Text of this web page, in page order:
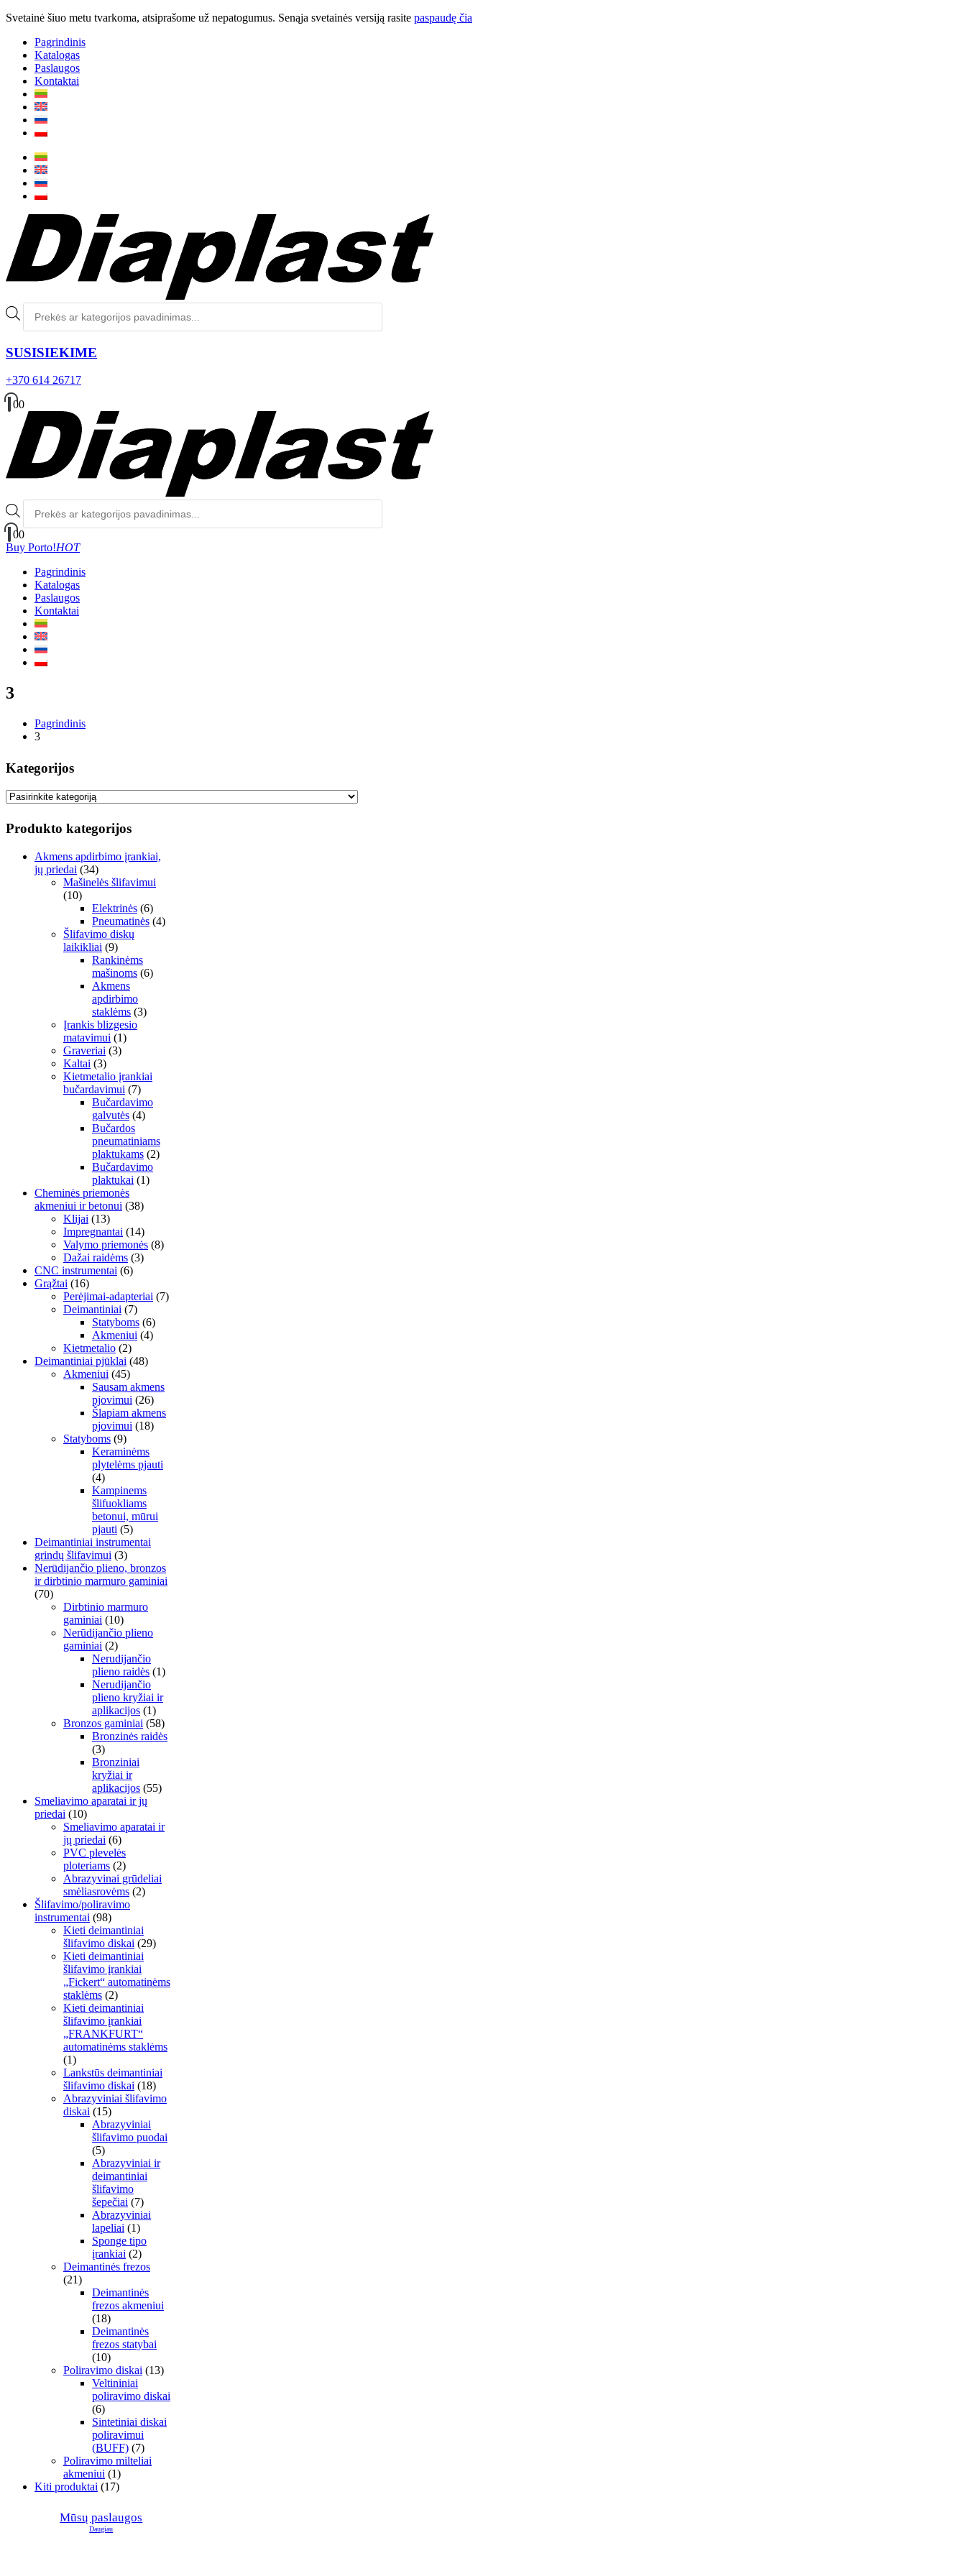
Svetainė šiuo metu tvarkoma, atsiprašome už nepatogumus. Senąja svetainės versiją rasite paspaudę čia
Pagrindinis
Katalogas
Paslaugos
Kontaktai
Produktų
paieška
SUSISIEKIME
+370 614 26717
00
Produktų
paieška
00
Buy Porto!HOT
Pagrindinis
Katalogas
Paslaugos
Kontaktai
3
Pagrindinis
3
Kategorijos
Produkto kategorijos
Akmens apdirbimo įrankiai,
jų priedai (34)
Mašinelės šlifavimui
(10)
Elektrinės (6)
Pneumatinės (4)
Šlifavimo diskų
laikikliai (9)
Rankinėms
mašinoms (6)
Akmens
apdirbimo
staklėms (3)
Įrankis blizgesio
matavimui (1)
Graveriai (3)
Kaltai (3)
Kietmetalio įrankiai
bučardavimui (7)
Bučardavimo
galvutės (4)
Bučardos
pneumatiniams
plaktukams (2)
Bučardavimo
plaktukai (1)
Cheminės priemonės
akmeniui ir betonui (38)
Klijai (13)
Impregnantai (14)
Valymo priemonės (8)
Dažai raidėms (3)
CNC instrumentai (6)
Grąžtai (16)
Perėjimai-adapteriai (7)
Deimantiniai (7)
Statyboms (6)
Akmeniui (4)
Kietmetalio (2)
Deimantiniai pjūklai (48)
Akmeniui (45)
Sausam akmens
pjovimui (26)
Šlapiam akmens
pjovimui (18)
Statyboms (9)
Keraminėms
plytelėms pjauti
(4)
Kampinems
šlifuokliams
betonui, mūrui
pjauti (5)
Deimantiniai instrumentai
grindų šlifavimui (3)
Nerūdijančio plieno, bronzos
ir dirbtinio marmuro gaminiai
(70)
Dirbtinio marmuro
gaminiai (10)
Nerūdijančio plieno
gaminiai (2)
Nerudijančio
plieno raidės (1)
Nerudijančio
plieno kryžiai ir
aplikacijos (1)
Bronzos gaminiai (58)
Bronzinės raidės
(3)
Bronziniai
kryžiai ir
aplikacijos (55)
Smeliavimo aparatai ir jų
priedai (10)
Smeliavimo aparatai ir
jų priedai (6)
PVC plevelės
ploteriams (2)
Abrazyvinai grūdeliai
smėliasrovėms (2)
Šlifavimo/poliravimo
instrumentai (98)
Kieti deimantiniai
šlifavimo diskai (29)
Kieti deimantiniai
šlifavimo įrankiai
„Fickert“ automatinėms
staklėms (2)
Kieti deimantiniai
šlifavimo įrankiai
„FRANKFURT“
automatinėms staklėms
(1)
Lankstūs deimantiniai
šlifavimo diskai (18)
Abrazyviniai šlifavimo
diskai (15)
Abrazyviniai
šlifavimo puodai
(5)
Abrazyviniai ir
deimantiniai
šlifavimo
šepečiai (7)
Abrazyviniai
lapeliai (1)
Sponge tipo
įrankiai (2)
Deimantinės frezos
(21)
Deimantinės
frezos akmeniui
(18)
Deimantinės
frezos statybai
(10)
Poliravimo diskai (13)
Veltininiai
poliravimo diskai
(6)
Sintetiniai diskai
poliravimui
(BUFF) (7)
Poliravimo milteliai
akmeniui (1)
Kiti produktai (17)
Mūsų paslaugos
Daugiau